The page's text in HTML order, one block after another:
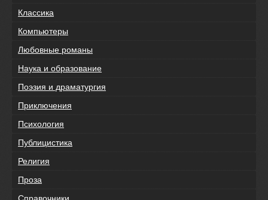
Классика
Компьютеры
Любовные романы
Наука и образование
Поэзия и драматургия
Приключения
Психология
Публицистика
Религия
Проза